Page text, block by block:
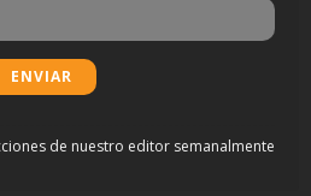
de nuestro editor semanalmente